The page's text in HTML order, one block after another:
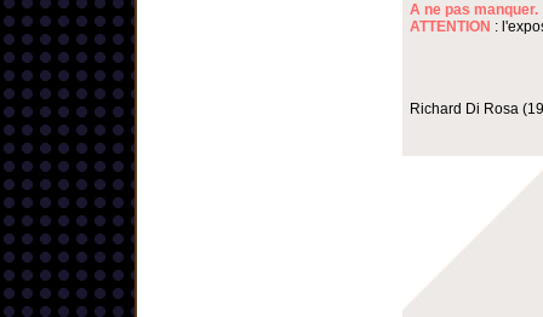
A ne pas manquer.
ATTENTION :
Richard Di Rosa